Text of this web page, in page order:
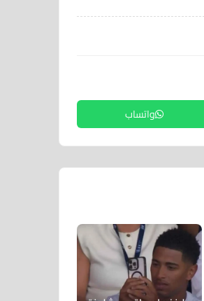
واتساب